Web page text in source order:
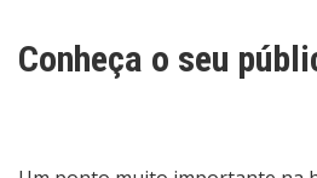
Conheça o seu